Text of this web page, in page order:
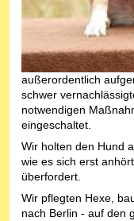
außerordentlich
schwer
notwendigen
eingeschaltet.
Wir holten den Hund
wie es sich erst
überfordert.
Wir pflegten Hexe,
nach Berlin - auf den